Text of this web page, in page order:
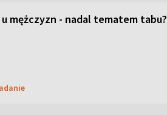
mężczyzn - nadal tematem tabu?